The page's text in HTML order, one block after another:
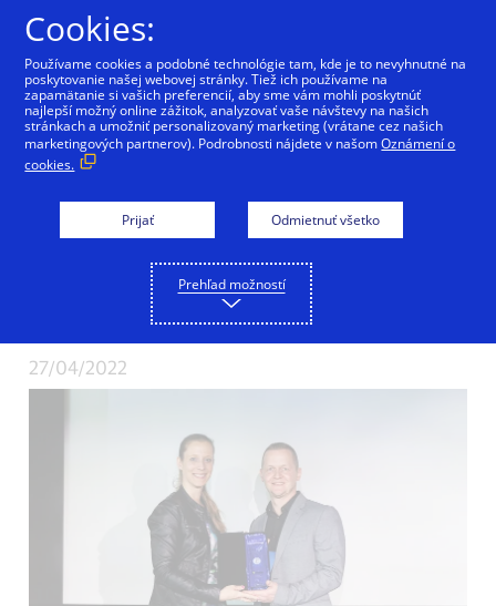
Víťazom prvého
ročníka Visa Slovak
Top Shop sa stala
servisná stanica
Slovnaft
27/04/2022
Cookies:
Používame cookies a podobné technológie tam, kde je to nevyhnutné na
poskytovanie našej webovej stránky. Tiež ich používame na
zapamätanie si vašich preferencií, aby sme vám mohli poskytnúť
najlepší možný online zážitok, analyzovať vaše návštevy na našich
stránkach a umožniť personalizovaný marketing (vrátane cez našich
marketingových partnerov). Podrobnosti nájdete v našomOznámení o
cookies.
Prijať Odmietnuť všetko
Prehľad možností